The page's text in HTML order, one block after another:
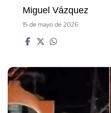
Miguel Vázquez
15 de mayo de 2026